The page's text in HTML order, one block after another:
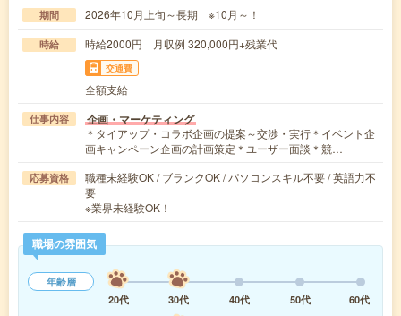
期間 2026年10月上旬～長期 ※10月～！
時給 時給2000円 月収例 320,000円+残業代
交通費
全額支給
仕事内容 企画・マーケティング
＊タイアップ・コラボ企画の提案～交渉・実行＊イベント企
画キャンペーン企画の計画策定＊ユーザー面談＊競…
応募資格
職種未経験OK / ブランクOK / パソコンスキル不要 / 英語力不
要
※業界未経験OK！
職場の雰囲気
年齢層
20代
30代 40代 50代
60代